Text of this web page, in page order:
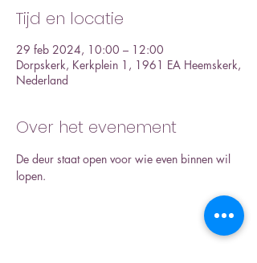
Tijd en locatie
29 feb 2024, 10:00 – 12:00
Dorpskerk, Kerkplein 1, 1961 EA Heemskerk,
Nederland
Over het evenement
De deur staat open voor wie even binnen wil
lopen.